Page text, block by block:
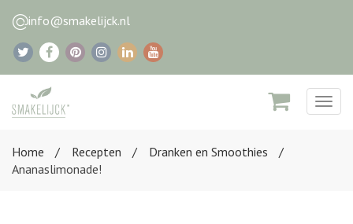
info@smakelijck.nl
Home
Recepten
Dranken en Smoothies
Ananaslimonade!